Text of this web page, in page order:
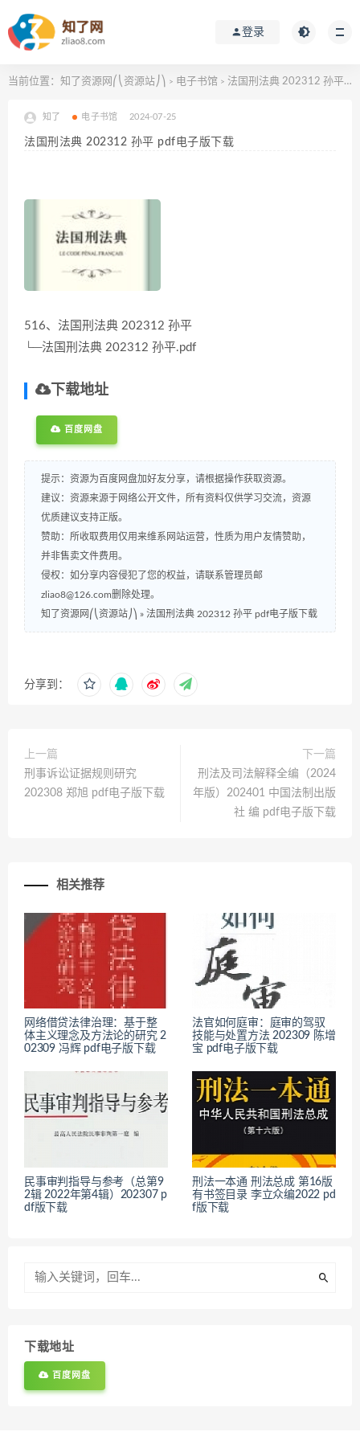
登录
当前位置： 知了资源网⎛⎝资源站⎠⎞ > 电子书馆 > 法国刑法典 202312 孙平 pdf电子版下载
知了 电子书馆 2024-07-25
法国刑法典 202312 孙平 pdf电子版下载
516、法国刑法典 202312 孙平
└─法国刑法典 202312 孙平.pdf
下载地址
百度网盘
提示：资源为百度网盘加好友分享，请根据操作获取资源。
建议：资源来源于网络公开文件，所有资料仅供学习交流，资源
优质建议支持正版。
赞助：所收取费用仅用来维系网站运营，性质为用户友情赞助，
并非售卖文件费用。
侵权：如分享内容侵犯了您的权益，请联系管理员邮
zliao8@126.com删除处理。
知了资源网⎛⎝资源站⎠⎞ » 法国刑法典 202312 孙平 pdf电子版下载
分享到：
上一篇
刑事诉讼证据规则研究
202308 郑旭 pdf电子版下载
下一篇
刑法及司法解释全编（2024
年版）202401 中国法制出版
社 编 pdf电子版下载
相关推荐
网络借贷法律治理：基于整
体主义理念及方法论的研究 2
02309 冯辉 pdf电子版下载
法官如何庭审：庭审的驾驭
技能与处置方法 202309 陈增
宝 pdf电子版下载
民事审判指导与参考（总第9
2辑 2022年第4辑）202307 p
df版下载
刑法一本通 刑法总成 第16版
有书签目录 李立众编2022 pd
f版下载
下载地址
百度网盘